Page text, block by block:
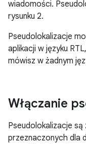
wiadomości.
rysunku 2.
Pseudolokalizacje
aplikacji w języku
mówisz w żadnym
Włączanie
Pseudolokalizacje
przeznaczonych dla